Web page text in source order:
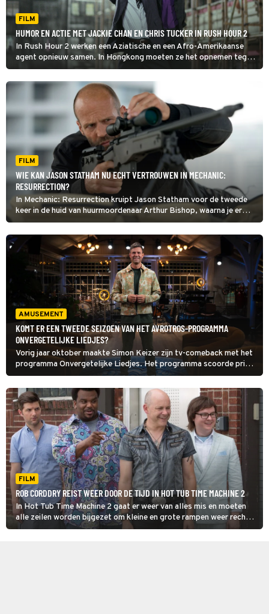
FILM
HUMOR EN ACTIE MET JACKIE CHAN EN CHRIS TUCKER IN RUSH HOUR 2
In Rush Hour 2 werken een Aziatische en een Afro-Amerikaanse
agent opnieuw samen. In Hongkong moeten ze het opnemen tegen
een bende die met vals geld handelt.
FILM
WIE KAN JASON STATHAM NU ECHT VERTROUWEN IN MECHANIC:
RESURRECTION?
In Mechanic: Resurrection kruipt Jason Statham voor de tweede
keer in de huid van huurmoordenaar Arthur Bishop, waarna je er
donder op kunt zeggen dat er van Bishops geplande pensioen niet
veel terechtkomt.
AMUSEMENT
KOMT ER EEN TWEEDE SEIZOEN VAN HET AVROTROS-PROGRAMMA
ONVERGETELIJKE LIEDJES?
Vorig jaar oktober maakte Simon Keizer zijn tv-comeback met het
programma Onvergetelijke Liedjes. Het programma scoorde prima
kijkcijfers en viel in de smaak bij kijkers. Maar komt er eigenlijk een
vervolg?
FILM
ROB CORDDRY REIST WEER DOOR DE TIJD IN HOT TUB TIME MACHINE 2
In Hot Tub Time Machine 2 gaat er weer van alles mis en moeten
alle zeilen worden bijgezet om kleine en grote rampen weer recht
te zetten.